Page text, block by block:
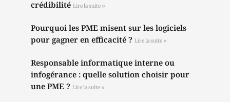
crédibilité Lire la suite »
Pourquoi les PME misent sur les logiciels
pour gagner en efficacité ? Lire la suite »
Responsable informatique interne ou
infogérance : quelle solution choisir pour
une PME ? Lire la suite »